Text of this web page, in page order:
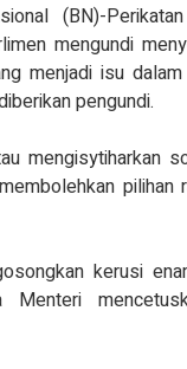
(BN)-
mengundi
menjadi isu
pengundi.
mengisytiharkan
pilihan
kerusi
Menteri